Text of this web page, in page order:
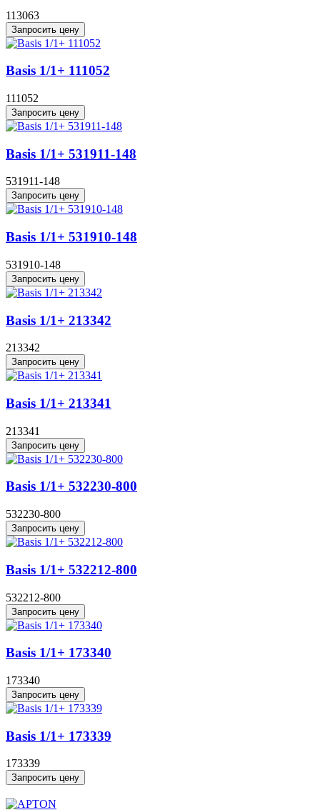
113063
Запросить цену
Basis 1/1+ 111052
111052
Запросить цену
Basis 1/1+ 531911-148
531911-148
Запросить цену
Basis 1/1+ 531910-148
531910-148
Запросить цену
Basis 1/1+ 213342
213342
Запросить цену
Basis 1/1+ 213341
213341
Запросить цену
Basis 1/1+ 532230-800
532230-800
Запросить цену
Basis 1/1+ 532212-800
532212-800
Запросить цену
Basis 1/1+ 173340
173340
Запросить цену
Basis 1/1+ 173339
173339
Запросить цену